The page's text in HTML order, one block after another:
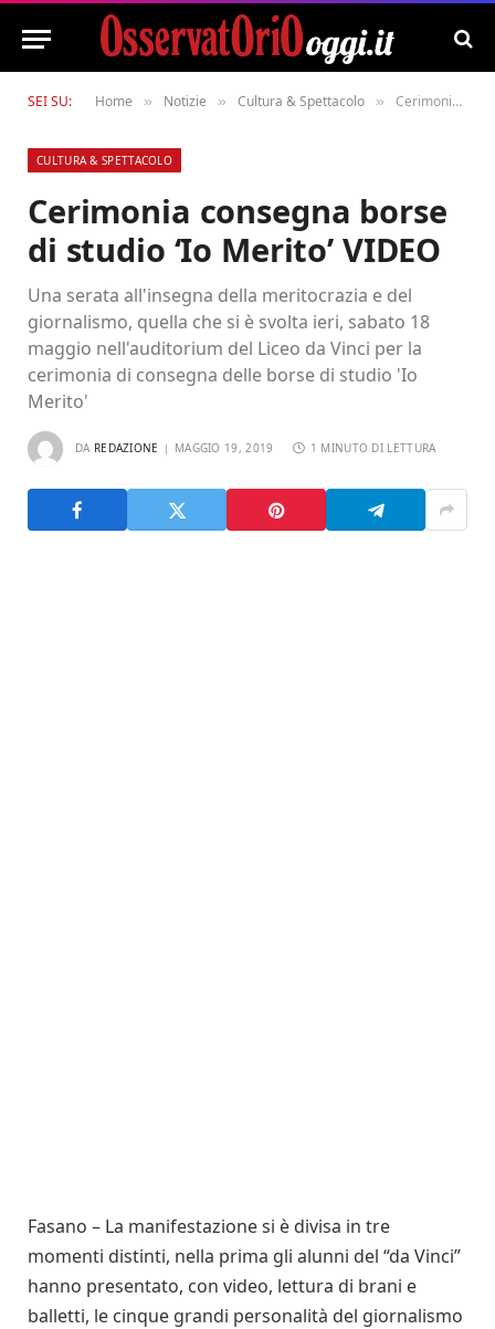
SEI SU: Home » Notizie » Cultura & Spettacolo » Cerimonia consegna borse di studio ‘Io Merito’ VIDEO
CULTURA & SPETTACOLO
Cerimonia consegna borse
di studio ‘Io Merito’ VIDEO
Una serata all'insegna della meritocrazia e del
giornalismo, quella che si è svolta ieri, sabato 18
maggio nell'auditorium del Liceo da Vinci per la
cerimonia di consegna delle borse di studio 'Io
Merito'
DA REDAZIONE MAGGIO 19, 2019 1 MINUTO DI LETTURA
Fasano – La manifestazione si è divisa in tre
momenti distinti, nella prima gli alunni del “da Vinci”
hanno presentato, con video, lettura di brani e
balletti, le cinque grandi personalità del giornalismo